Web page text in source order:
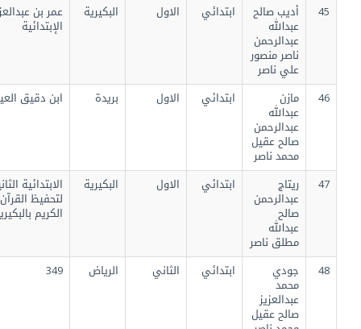
أديب صالح
عبدالله
عبدالرحمن
ناصر منصور
علي ناصر
ابتدائي الاول البكيرية عمر بن عبدالعزيز
الإبتدائية
مازن
عبدالله
عبدالرحمن
صالح عقيل
محمد ناصر
ابتدائي الاول بريدة ابن دقيق العيد
ريتاج
عبدالرحمن
صالح
عبدالله
مطلق ناصر
ابتدائي الاول البكيرية الابتدائية الثانية
لتحفيظ القرآن
الكريم بالبكيرية
جودي
محمد
عبدالعزيز
صالح عقيل
ابتدائي الثاني الرياض